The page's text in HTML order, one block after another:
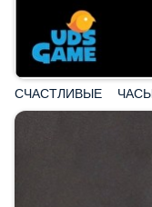
СЧАСТЛИВЫЕ ЧАСЫ!!!